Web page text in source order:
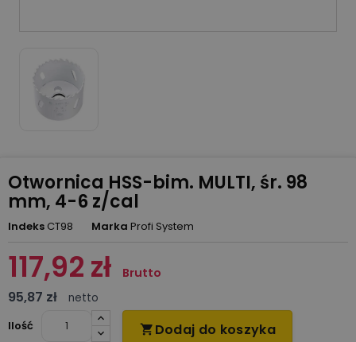
Otwornica HSS-bim. MULTI, śr. 98
mm, 4-6 z/cal
Indeks CT98 Marka Profi System
117,92 zł Brutto
95,87 zł
netto
Ilość
 Dodaj do koszyka